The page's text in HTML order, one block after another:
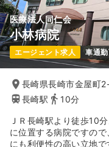
日勤のみ（パート）
給与 時給1,200円〜
時間 10:00～16:00
時給1,200円以上可
気になる
医療法人同仁会
小林病院
エージェント求人 車通
長崎県長崎市金屋町
長崎駅
10分
ＪＲ長崎駅より徒歩10
に位置する病院ですの
にも利便性の高い立地